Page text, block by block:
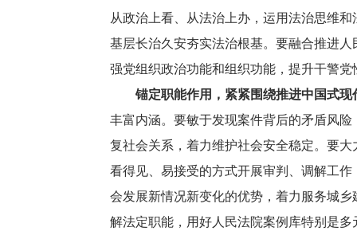
从政治上看、从法治上办，运用法治思维
基层长治久安夯实法治根基。要融合推进
强党组织政治功能和组织功能，提升干警党
锚定职能作用，紧紧围绕推进中国式现
丰富内涵。要敏于发现案件背后的矛盾风
复社会关系，着力维护社会安全稳定。要
看得见、易接受的方式开展审判、调解工
会发展新情况新变化的优势，着力服务城
解法定职能，用好人民法院案例库特别是